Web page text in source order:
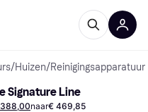
/Huizen/
Signature Line
naar€ 469,85